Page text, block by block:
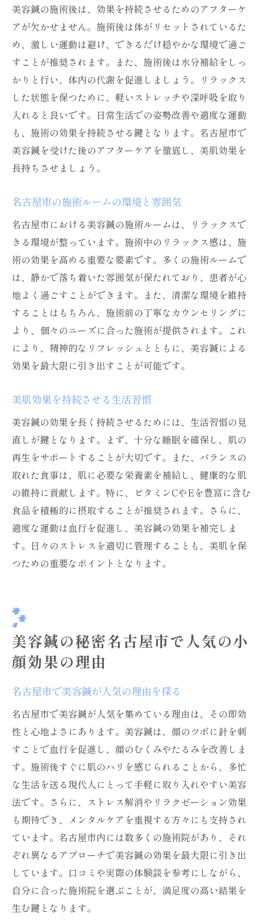
美容鍼の施術後は、効果を持続させるためのアフターケ
アが欠かせません。施術後は体がリセットされているた
め、激しい運動は避け、できるだけ穏やかな環境で過ご
すことが推奨されます。また、施術後は水分補給をしっ
かりと行い、体内の代謝を促進しましょう。リラックス
した状態を保つために、軽いストレッチや深呼吸を取り
入れると良いです。日常生活での姿勢改善や適度な運動
も、施術の効果を持続させる鍵となります。名古屋市で
美容鍼を受けた後のアフターケアを徹底し、美肌効果を
長持ちさせましょう。
名古屋市の施術ルームの環境と雰囲気
名古屋市における美容鍼の施術ルームは、リラックスで
きる環境が整っています。施術中のリラックス感は、施
術の効果を高める重要な要素です。多くの施術ルームで
は、静かで落ち着いた雰囲気が保たれており、患者が心
地よく過ごすことができます。また、清潔な環境を維持
することはもちろん、施術前の丁寧なカウンセリングに
より、個々のニーズに合った施術が提供されます。これ
により、精神的なリフレッシュとともに、美容鍼による
効果を最大限に引き出すことが可能です。
美肌効果を持続させる生活習慣
美容鍼の効果を長く持続させるためには、生活習慣の見
直しが鍵となります。まず、十分な睡眠を確保し、肌の
再生をサポートすることが大切です。また、バランスの
取れた食事は、肌に必要な栄養素を補給し、健康的な肌
の維持に貢献します。特に、ビタミンCやEを豊富に含む
食品を積極的に摂取することが推奨されます。さらに、
適度な運動は血行を促進し、美容鍼の効果を補完しま
す。日々のストレスを適切に管理することも、美肌を保
つための重要なポイントとなります。
美容鍼の秘密名古屋市で人気の小
顔効果の理由
名古屋市で美容鍼が人気の理由を探る
名古屋市で美容鍼が人気を集めている理由は、その即効
性と心地よさにあります。美容鍼は、顔のツボに針を刺
すことで血行を促進し、顔のむくみやたるみを改善しま
す。施術後すぐに肌のハリを感じられることから、多忙
な生活を送る現代人にとって手軽に取り入れやすい美容
法です。さらに、ストレス解消やリラクゼーション効果
も期待でき、メンタルケアを重視する方々にも支持され
ています。名古屋市内には数多くの施術院があり、それ
ぞれ異なるアプローチで美容鍼の効果を最大限に引き出
しています。口コミや実際の体験談を参考にしながら、
自分に合った施術院を選ぶことが、満足度の高い結果を
生む鍵となります。